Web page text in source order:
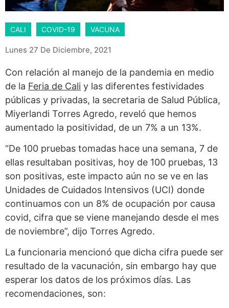
CALI COVID-19 VACUNA
Lunes 27 De Diciembre, 2021
Con relación al manejo de la pandemia en medio
de la Feria de Cali y las diferentes festividades
públicas y privadas, la secretaria de Salud Pública,
Miyerlandi Torres Agredo, reveló que hemos
aumentado la positividad, de un 7% a un 13%.
“De 100 pruebas tomadas hace una semana, 7 de
ellas resultaban positivas, hoy de 100 pruebas, 13
son positivas, este impacto aún no se ve en las
Unidades de Cuidados Intensivos (UCI) donde
continuamos con un 8% de ocupación por causa
covid, cifra que se viene manejando desde el mes
de noviembre”, dijo Torres Agredo.
La funcionaria mencionó que dicha cifra puede ser
resultado de la vacunación, sin embargo hay que
esperar los datos de los próximos días. Las
recomendaciones, son: